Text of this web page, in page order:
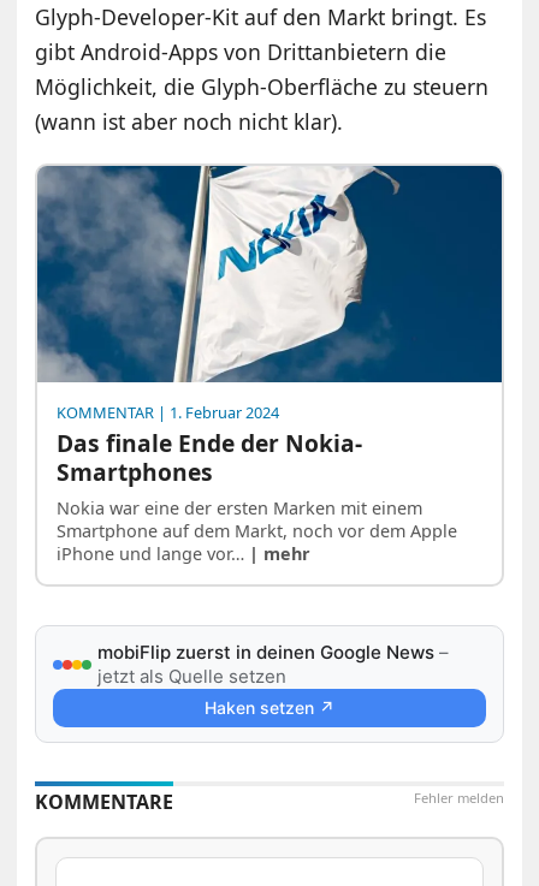
Glyph-Developer-Kit auf den Markt bringt. Es
gibt Android-Apps von Drittanbietern die
Möglichkeit, die Glyph-Oberfläche zu steuern
(wann ist aber noch nicht klar).
KOMMENTAR | 1. Februar 2024
Das finale Ende der Nokia-
Smartphones
Nokia war eine der ersten Marken mit einem
Smartphone auf dem Markt, noch vor dem Apple
iPhone und lange vor… | mehr
mobiFlip zuerst in deinen Google News –
jetzt als Quelle setzen
Haken setzen ↗
Fehler melden
KOMMENTARE